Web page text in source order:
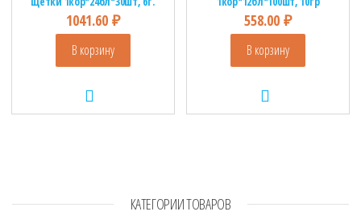
1041.60 ₽
В корзину
558.00₽
В корзину
КАТЕГОРИИ ТОВАРОВ